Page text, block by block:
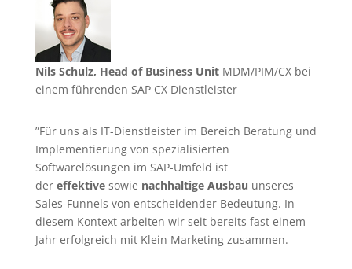
Nils Schulz, Head of Business UnitMDM/PIM/CX bei
einem führenden SAP CX Dienstleister
”Für uns als IT-Dienstleister im Bereich Beratung und
Implementierung von spezialisierten
Softwarelösungen im SAP-Umfeld ist
der effektive sowie nachhaltige Ausbau unseres
Sales-Funnels von entscheidender Bedeutung. In
diesem Kontext arbeiten wir seit bereits fast einem
Jahr erfolgreich mit Klein Marketing zusammen.